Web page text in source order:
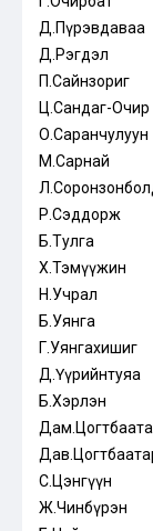
Д.Пүрэвдаваа
Д.Рэгдэл
П.Сайнзориг
Ц.Сандаг-Очир
О.Саранчулуун
М.Сарнай
Р.Сэддорж
Б.Тулга
Х.Тэмүүжин
Н.Учрал
Б.Уянга
Г.Уянгахишиг
Д.Үүрийнтуяа
Б.Хэрлэн
С.Цэнгүүн
Ж.Чинбүрэн